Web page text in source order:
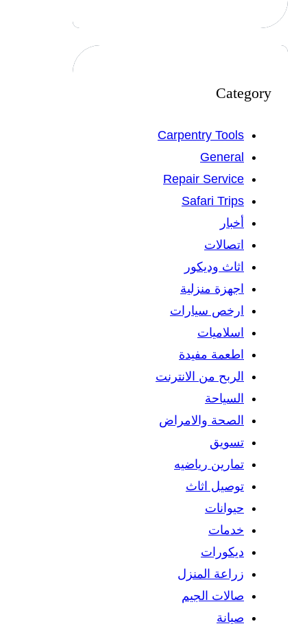
Category
Carpentry Tools
General
Repair Service
Safari Trips
أخبار
اتصالات
اثاث وديكور
اجهزة منزلية
ارخص سيارات
اسلاميات
اطعمة مفيدة
الربح من الانترنت
السياحة
الصحة والامراض
تسويق
تمارين رياضيه
توصيل اثاث
حيوانات
خدمات
ديكورات
زراعة المنزل
صالات الجيم
صيانة